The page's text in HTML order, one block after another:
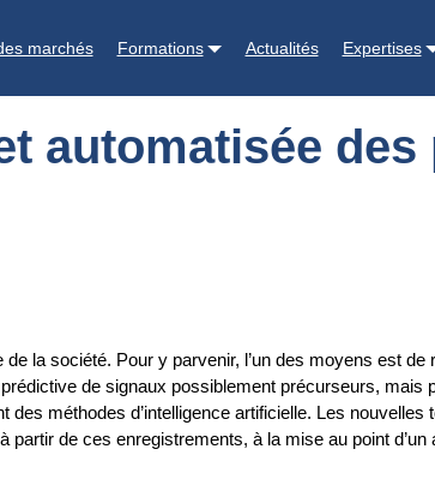
marchés Formations Actualités Expertises
automatisée
la société. Pour y parvenir, l’un des moyens est
de signaux possiblement précurseurs,
méthodes d’intelligence artificielle. Les
partir de ces enregistrements, à la mise au point